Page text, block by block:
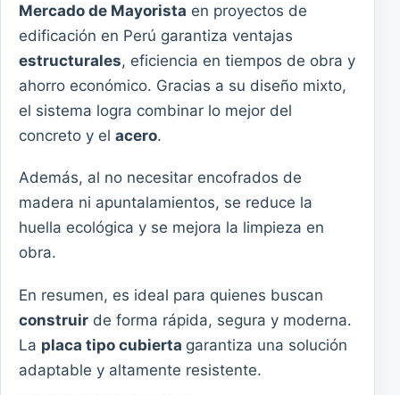
Mercado de Mayorista en proyectos de
edificación en Perú garantiza ventajas
estructurales, eficiencia en tiempos de obra y
ahorro económico. Gracias a su diseño mixto,
el sistema logra combinar lo mejor del
concreto y el acero.
Además, al no necesitar encofrados de
madera ni apuntalamientos, se reduce la
huella ecológica y se mejora la limpieza en
obra.
En resumen, es ideal para quienes buscan
construir de forma rápida, segura y moderna.
La placa tipo cubierta garantiza una solución
adaptable y altamente resistente.